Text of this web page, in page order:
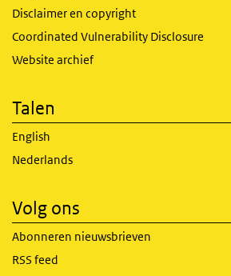
Disclaimer en copyright
Coordinated Vulnerability Disclosure
Website archief
Talen
English
Nederlands
Volg ons
Abonneren nieuwsbrieven
RSS feed